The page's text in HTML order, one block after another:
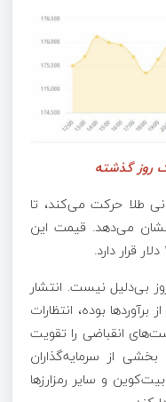
روز گذشته
طلا حرکت می‌کند، تا
۰.۴۴ درصد را نشان می‌دهد. قیمت این
بی‌دلیل نیست. انتشار
بوده، انتظارات
انقباضی را تقویت
از سرمایه‌گذاران
و سایر رمزارز‌ها